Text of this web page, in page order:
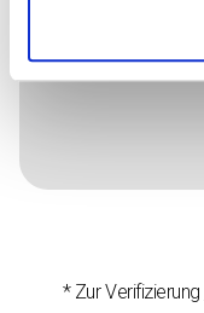
* Zur Verifizierung